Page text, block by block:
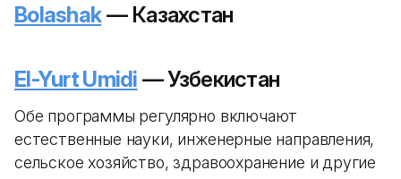
Bolashak— Казахстан
El-Yurt Umidi — Узбекистан
Обе программы регулярно включают
естественные науки, инженерные направления,
сельское хозяйство, здравоохранение и другие